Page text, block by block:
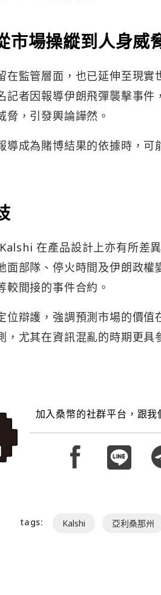
市場操縱到人身威
在監管層面，也已延伸至現
記者因報導伊朗飛彈襲擊事
脅，引發輿論譁然。
導成為賭博結果的依據時，
在產品設計上亦有所差
面部隊、停火時間及伊朗政
間接的事件合約。
辯護，強調預測市場的價值
，尤其在資訊混亂的時期更具
加入桑幣的社群平台，跟我
tags: Kalshi 亞利桑那州